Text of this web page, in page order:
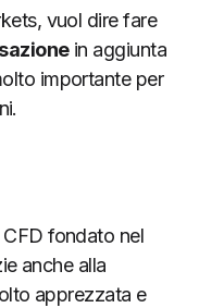
vuol dire fare
in aggiunta
importante per
fondato nel
anche alla
apprezzata e